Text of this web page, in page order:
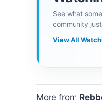
See what
community
View All
More from